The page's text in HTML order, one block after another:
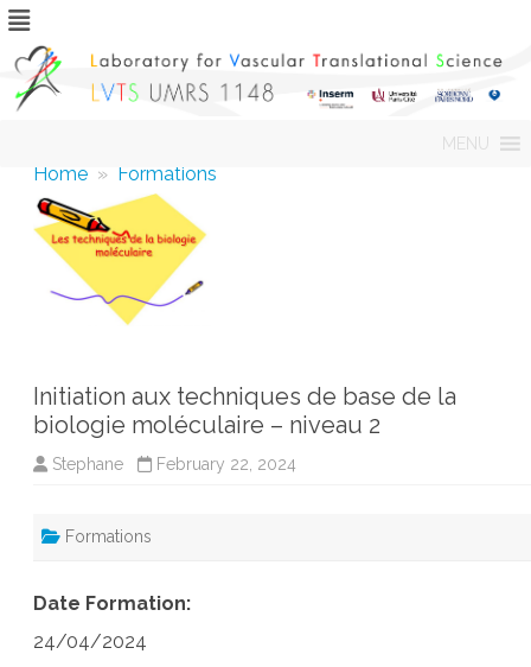
MENU
Home » Formations
Initiation aux techniques de base de la
biologie moléculaire – niveau 2
Stephane February 22, 2024
Formations
Date Formation:
24/04/2024